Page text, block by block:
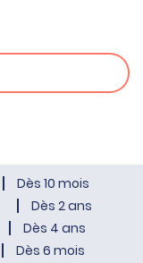
Dès 10 mois
Dès 2 ans
Dès 4 ans
Dès 6 mois